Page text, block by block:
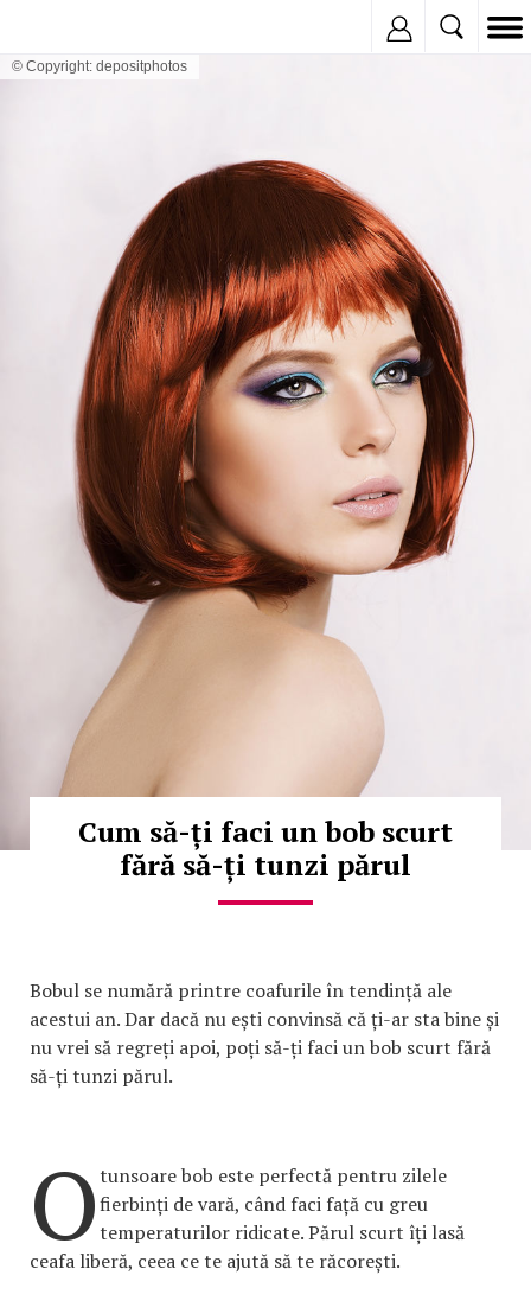
© Copyright: depositphotos
Cum să-ți faci un bob scurt
fără să-ți tunzi părul
Bobul se numără printre coafurile în tendință ale
acestui an. Dar dacă nu ești convinsă că ți-ar sta bine și
nu vrei să regreți apoi, poți să-ți faci un bob scurt fără
să-ți tunzi părul.
Otunsoare bob este perfectă pentru zilele
fierbinți de vară, când faci față cu greu
temperaturilor ridicate. Părul scurt îți lasă
ceafa liberă, ceea ce te ajută să te răcorești.